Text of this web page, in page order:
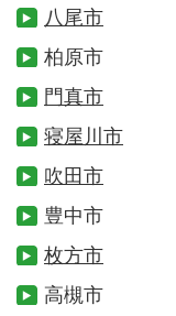
八尾市
柏原市
門真市
寝屋川市
吹田市
豊中市
枚方市
高槻市